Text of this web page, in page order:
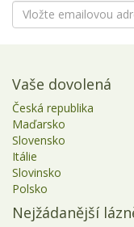
Vaše dovolená
Česká republika
Maďarsko
Slovensko
Itálie
Slovinsko
Polsko
Nejžádanější